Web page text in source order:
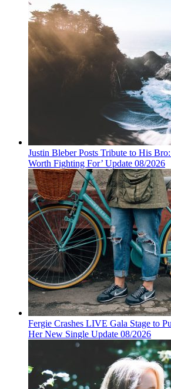
Justin Bleber Posts Tribute to His
Worth Fighting For’ Update 08/2026
Fergie Crashes LIVE Gala Stage to
Her New Single Update 08/2026